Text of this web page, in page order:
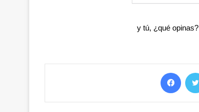
y tú, ¿qué opinas?